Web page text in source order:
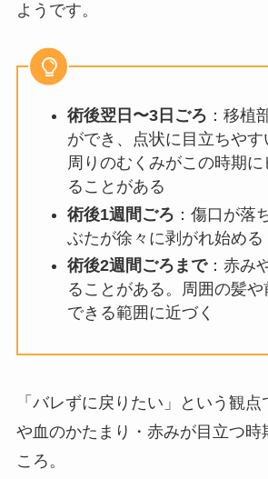
ようです。
術後翌日〜3日ごろ ：移植
ができ、点状に目立ちや
周りのむくみがこの時期に
ることがある
術後1週間ごろ ：傷口が落
ぶたが徐々に剥がれ始める
術後2週間ごろまで：赤み
ることがある。周囲の髪
できる範囲に近づく
「バレずに戻りたい」という観
や血のかたまり・赤みが目立つ時
ころ。